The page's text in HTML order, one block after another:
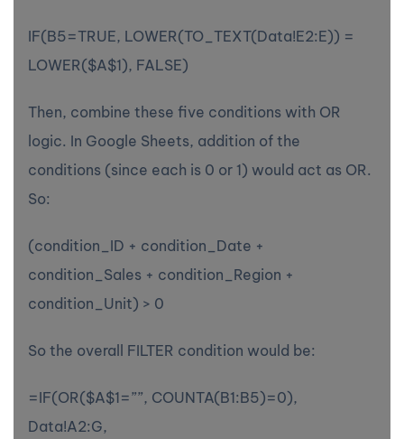
IF(B5=TRUE, LOWER(TO_TEXT(Data!E2:E)) =
LOWER($A$1), FALSE)
Then, combine these five conditions with OR
logic. In Google Sheets, addition of the
conditions (since each is 0 or 1) would act as OR.
So:
(condition_ID + condition_Date +
condition_Sales + condition_Region +
condition_Unit) > 0
So the overall FILTER condition would be:
=IF(OR($A$1=””, COUNTA(B1:B5)=0),
Data!A2:G,